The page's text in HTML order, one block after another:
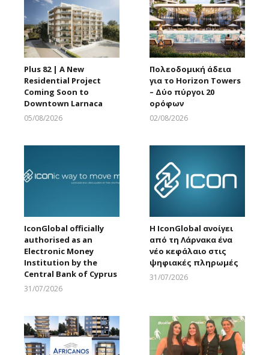
Plus 82 | A New
Residential Project
Coming Soon to
Downtown Larnaca
05/08/2026
Πολεοδομική άδεια
για το Horizon Towers
– Δύο πύργοι 20
ορόφων
02/08/2026
IconGlobal officially
authorised as an
Electronic Money
Institution by the
Central Bank of Cyprus
31/07/2026
Η IconGlobal ανοίγει
από τη Λάρνακα ένα
νέο κεφάλαιο στις
ψηφιακές πληρωμές
31/07/2026